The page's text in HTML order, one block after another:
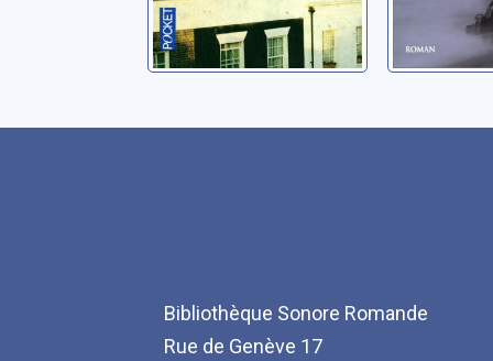
Bibliothèque Sonore Romande
Rue de Genève 17